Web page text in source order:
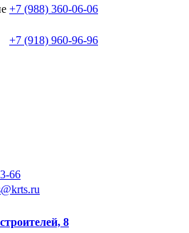
+7 (988) 360-06-06
+7 (918) 960-96-96
66
8